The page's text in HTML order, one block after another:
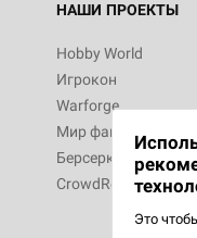
НАШИ ПРОЕКТЫ
Hobby World
Игрокон
Warforge
Мир фантастики
Берсерк
CrowdRepublic
Это